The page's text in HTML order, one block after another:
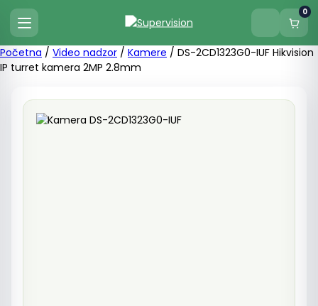
0
Početna / Video nadzor / Kamere / DS-2CD1323G0-IUF Hikvision
IP turret kamera 2MP 2.8mm